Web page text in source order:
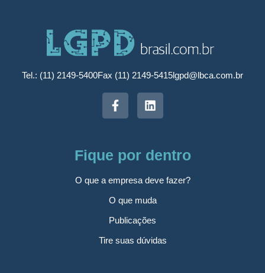
Tel.: (11) 2149-5400Fax (11) 2149-5415lgpd@lbca.com.br
Fique por dentro
O que a empresa deve fazer?
O que muda
Publicações
Tire suas dúvidas